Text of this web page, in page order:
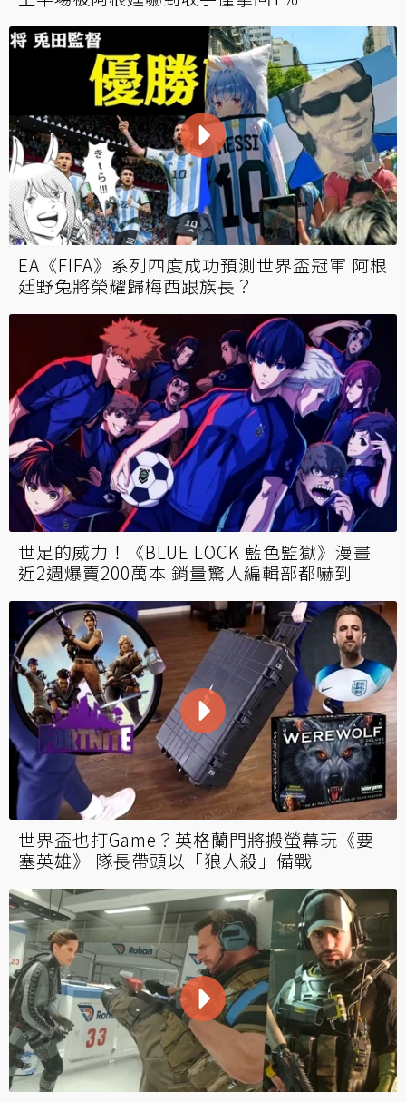
EA《FIFA》系列四度成功預測世界盃冠軍 阿根
廷野兔將榮耀歸梅西跟族長？
世足的威力！《BLUE LOCK 藍色監獄》漫畫
近2週爆賣200萬本 銷量驚人編輯部都嚇到
世界盃也打Game？英格蘭門將搬螢幕玩《要
塞英雄》 隊長帶頭以「狼人殺」備戰